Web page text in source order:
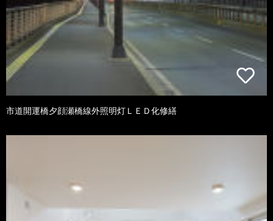
市道開運橋夕顔瀬橋線外照明灯ＬＥＤ化修繕